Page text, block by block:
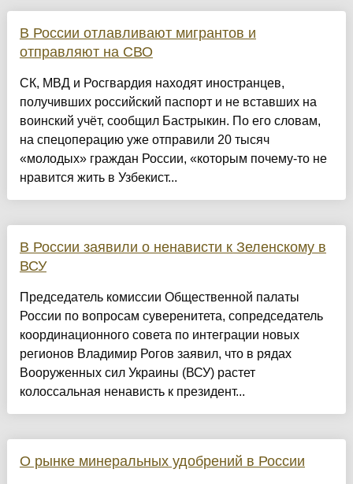
В России отлавливают мигрантов и
отправляют на СВО
СК, МВД и Росгвардия находят иностранцев,
получивших российский паспорт и не вставших на
воинский учёт, сообщил Бастрыкин. По его словам,
на спецоперацию уже отправили 20 тысяч
«молодых» граждан России, «которым почему-то не
нравится жить в Узбекист...
В России заявили о ненависти к Зеленскому в
ВСУ
Председатель комиссии Общественной палаты
России по вопросам суверенитета, сопредседатель
координационного совета по интеграции новых
регионов Владимир Рогов заявил, что в рядах
Вооруженных сил Украины (ВСУ) растет
колоссальная ненависть к президент...
О рынке минеральных удобрений в России